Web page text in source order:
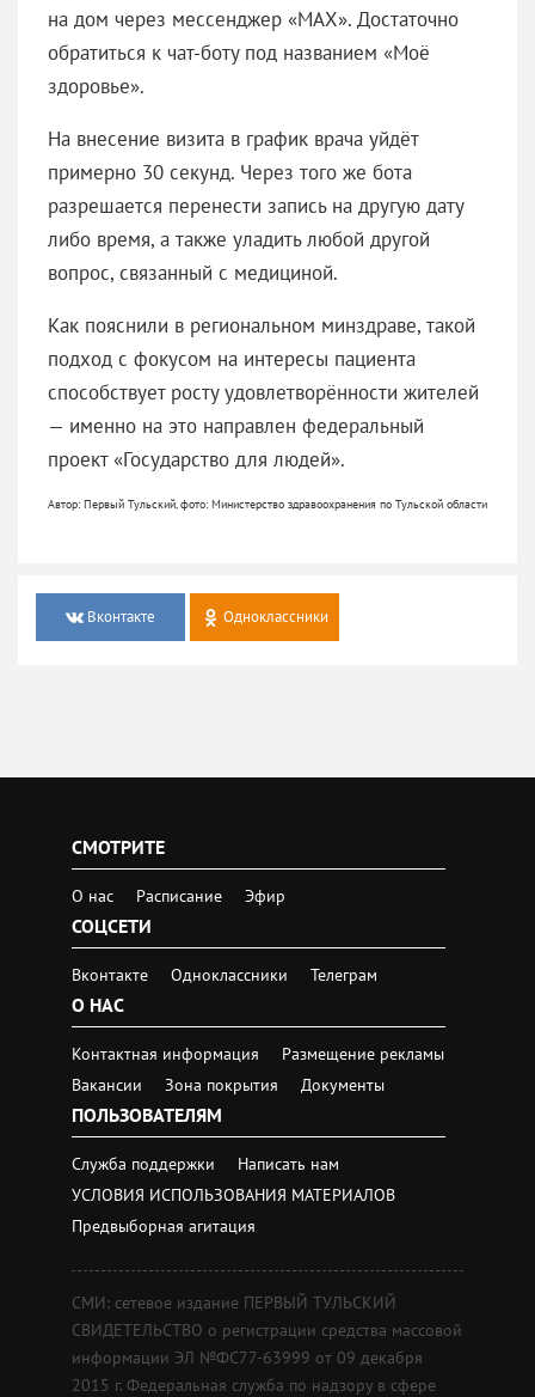
на дом через мессенджер «МАХ». Достаточно
обратиться к чат-боту под названием «Моё
здоровье».
На внесение визита в график врача уйдёт
примерно 30 секунд. Через того же бота
разрешается перенести запись на другую дату
либо время, а также уладить любой другой
вопрос, связанный с медициной.
Как пояснили в региональном минздраве, такой
подход с фокусом на интересы пациента
способствует росту удовлетворённости жителей
— именно на это направлен федеральный
проект «Государство для людей».
Автор: Первый Тульский, фото: Министерство здравоохранения по Тульской области
Вконтакте Одноклассники
СМОТРИТЕ
О нас Расписание Эфир
СОЦСЕТИ
Вконтакте Одноклассники Телеграм
О НАС
Контактная информация
Размещение рекламы
Вакансии
Зона покрытия Документы
ПОЛЬЗОВАТЕЛЯМ
Служба поддержки
Написать нам
УСЛОВИЯ ИСПОЛЬЗОВАНИЯ МАТЕРИАЛОВ
Предвыборная агитация
СМИ: сетевое издание ПЕРВЫЙ ТУЛЬСКИЙ
СВИДЕТЕЛЬСТВО о регистрации средства массовой
информации ЭЛ №ФС77-63999 от 09 декабря
2015 г. Федеральная служба по надзору в сфере